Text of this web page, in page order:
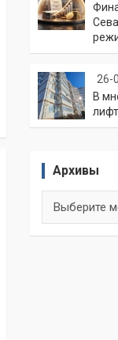
26-
В
Архивы